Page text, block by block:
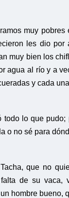
muy
les dio
muy bien los
agua al río y a
y cada
lo que
o no sé para
que no
de su
hombre bueno,